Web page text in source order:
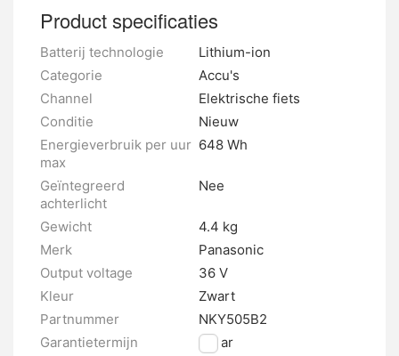
Product specificaties
Batterij technologie
Lithium-ion
Categorie
Accu's
Channel
Elektrische fiets
Conditie
Nieuw
Energieverbruik per uur
max
648 Wh
Geïntegreerd
achterlicht
Nee
Gewicht
4.4 kg
Merk
Panasonic
Output voltage
36 V
Kleur
Zwart
Partnummer
NKY505B2
Garantietermijn
2 jaar